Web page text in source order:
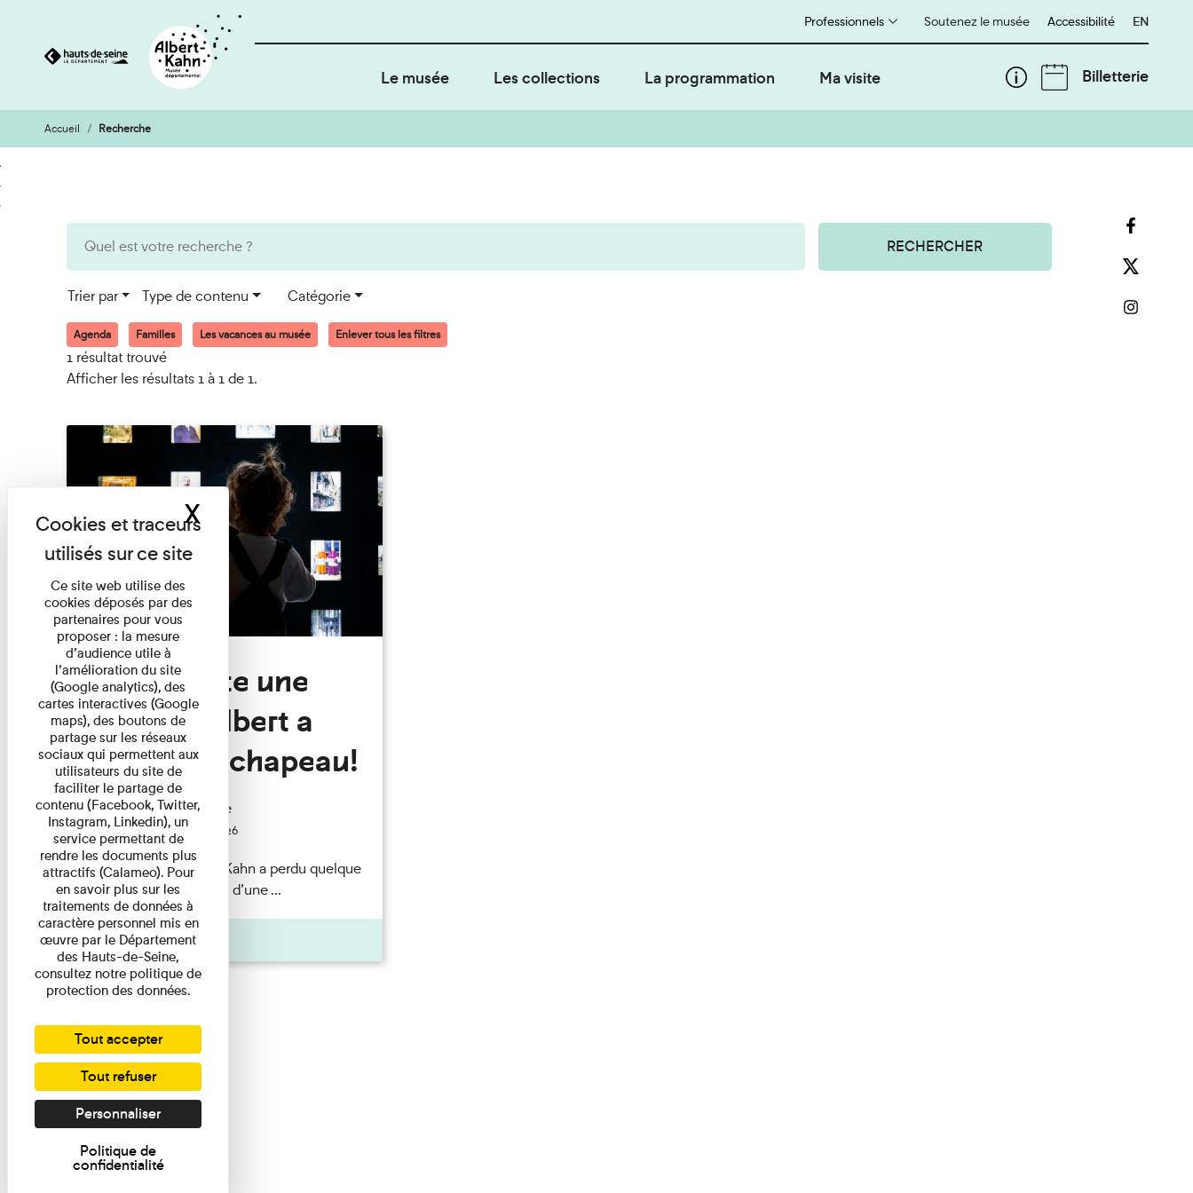
Aller
au
contenu
Aller
à
la
Soutenez le musée
Professionnels Accessibilité English
EN
Le musée Les collections La programmation Ma visite Billetterie
Accueil Recherche
RECHERCHER
Trier par Type de contenu Catégorie
Agenda Familles Les vacances au musée Enlever tous les filtres
1 résultat trouvé
Afficher les résultats 1 à 1 de 1.
Visite Toute une
histoire: Albert a
perdu son chapeau!
Exposition permanente
Du 15/08/2026 au 15/08/2026
Il semblerait qu’Albert Kahn a perdu quelque
chose... Accompagnés d’une ...
Agenda
Ce site web utilise des
cookies déposés par des
partenaires pour vous
proposer : la mesure
d’audience utile à
l’amélioration du site
(Google analytics), des
cartes interactives (Google
maps), des boutons de
partage sur les réseaux
sociaux qui permettent aux
utilisateurs du site de
faciliter le partage de
contenu (Facebook, Twitter,
Instagram, Linkedin), un
service permettant de
rendre les documents plus
attractifs (Calameo). Pour
en savoir plus sur les
traitements de données à
caractère personnel mis en
œuvre par le Département
des Hauts-de-Seine,
consultez notre politique de
protection des données.
Tout accepter
Tout refuser
Personnaliser
Politique de
confidentialité
XMasquer le bandeau des cookies